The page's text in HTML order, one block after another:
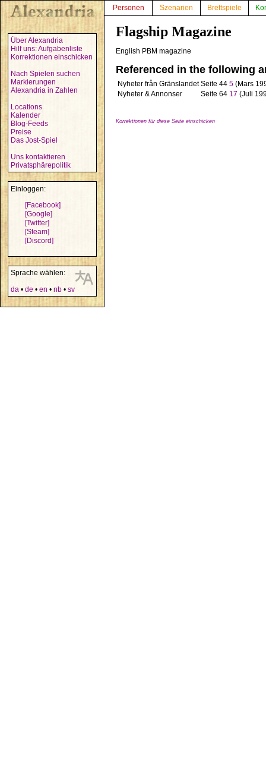
Über Alexandria
Hilf uns: Aufgabenliste
Korrektionen einschicken
Nach Spielen suchen
Markierungen
Alexandria in Zahlen
Locations
Kalender
Blog-Feeds
Preise
Das Jost-Spiel
Uns kontaktieren
Privatsphärepolitik
Einloggen:
[Facebook]
[Google]
[Twitter]
[Steam]
[Discord]
Sprache wählen:
da • de • en • nb • sv
Personen Szenarien Brettspiele
Flagship Magazine
English PBM magazine
Referenced in the following
Nyheter från Gränslandet Seite 44 5 (Mars
Nyheter & Annonser
Seite 64 17 (Juli
Korrektionen für diese Seite einschicken